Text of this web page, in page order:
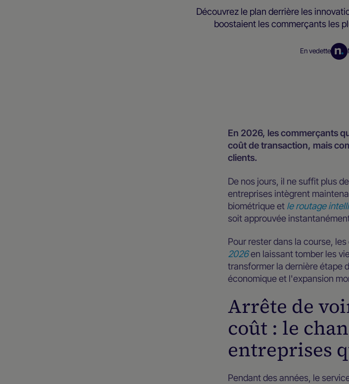
Découvrez le plan derrière les
boostaient les commerçants les
En vedette
En 2026, les commerçants
coût de transaction, mais
clients.
De nos jours, il ne suffit plus
entreprises intègrent
biométrique et le routage
soit approuvée
Pour rester dans la course,
2026en laissant tomber les
transformer la dernière étape
économique et l'expansion
Arrête de
coût : le
entreprises
Pendant des années, le